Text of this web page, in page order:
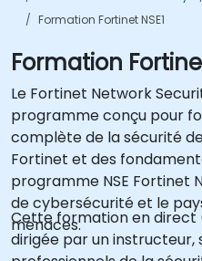
Formation Fortinet NSE1
Formation
Le Fortinet Network
programme conçu pour
complète de la sécurité
Fortinet et des
programme NSE Fortinet
de cybersécurité et le
menaces.
Cette formation en direct
dirigée par un instructeur,